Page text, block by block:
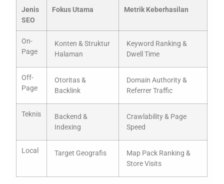
Jenis
SEO
Fokus Utama Metrik Keberhasilan
On-
Page
Konten & Struktur
Halaman
Keyword Ranking &
Dwell Time
Off-
Page
Otoritas &
Backlink
Domain Authority &
Referrer Traffic
Teknis
Backend &
Indexing
Crawlability & Page
Speed
Local Target Geografis
Map Pack Ranking &
Store Visits